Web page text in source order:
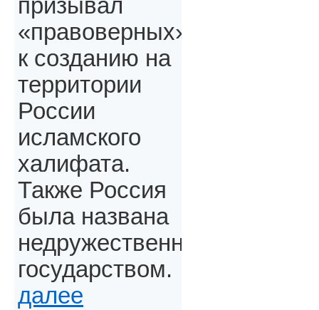
призывал
«правоверных»,
к созданию на
территории
России
исламского
халифата.
Также Россия
была названа
недружественным
государством.
далее